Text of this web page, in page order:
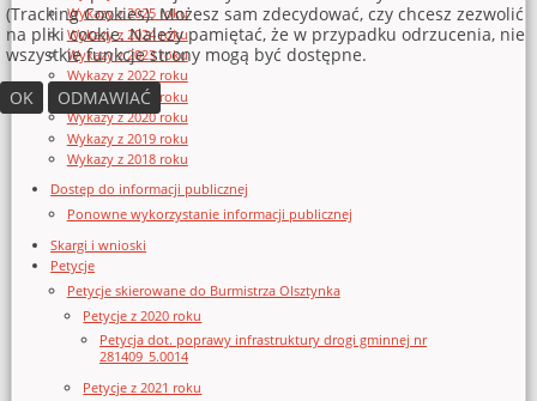
Wykazy z 2025 roku
Wykazy z 2024 roku
Wykazy z 2023 roku
Wykazy z 2022 roku
Wykazy z 2021 roku
Wykazy z 2020 roku
Wykazy z 2019 roku
Wykazy z 2018 roku
Dostęp do informacji publicznej
Ponowne wykorzystanie informacji publicznej
Skargi i wnioski
Petycje
Petycje skierowane do Burmistrza Olsztynka
Petycje z 2020 roku
Petycja dot. poprawy infrastruktury drogi gminnej nr
281409_5.0014
Petycje z 2021 roku
(Tracking Cookies). Możesz sam zdecydować, czy chcesz zezwolić
na pliki cookie. Należy pamiętać, że w przypadku odrzucenia, nie
wszystkie funkcje strony mogą być dostępne.
OK
ODMAWIAĆ